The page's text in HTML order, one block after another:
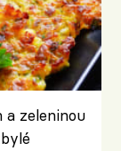
a zeleninou